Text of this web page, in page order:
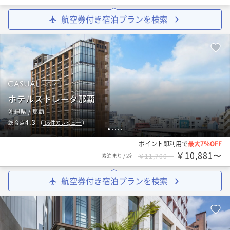
航空券付き宿泊プランを検索
12345
シティ
ホテルストレータ那覇
沖縄県 / 那覇
総合点4.3（16件のレビュー）
ポイント即利用で最大7％OFF
素泊まり /2名 ￥11,700〜 ￥10,881〜
航空券付き宿泊プランを検索